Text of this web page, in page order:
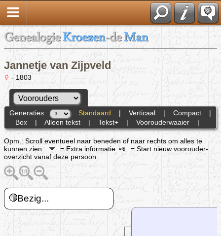
GenealogieKroezen-deMan
Jannetje van Zijpveld
- 1803
Generaties: Standaard | Verticaal| Compact|
Box| Alleen tekst| Tekst+| Voorouderwaaier|
Opm.: Scroll eventueel naar beneden of naar rechts om alles te
kunnen zien.
= Extra informatie
= Start nieuw voorouder-
overzicht vanaf deze persoon
Bezig...